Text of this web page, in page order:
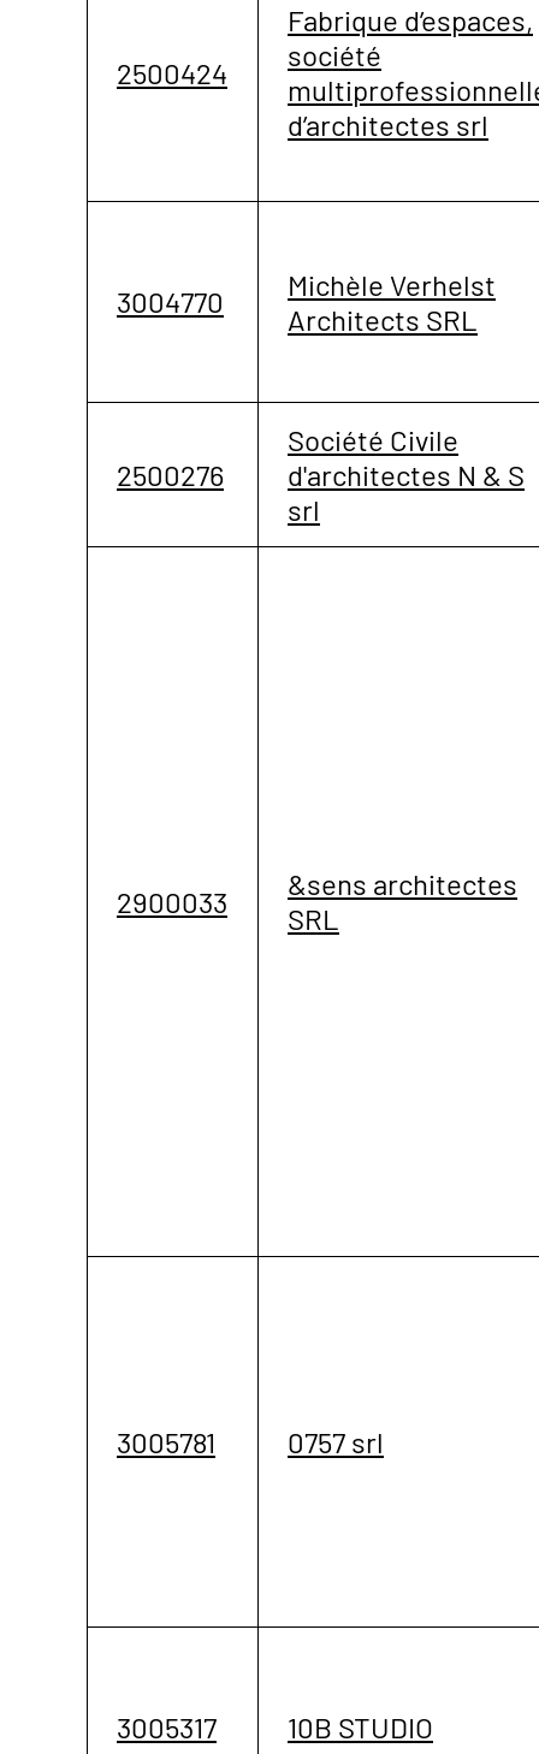
2500424
Fabrique d’espaces,
société
d’architectes srl
3004770
Michèle Verhelst
Architects SRL
2500276
Société Civile
d'architectes N & S
srl
2900033
&sens architectes
SRL
3005781 0757 srl
3005317 10B STUDIO